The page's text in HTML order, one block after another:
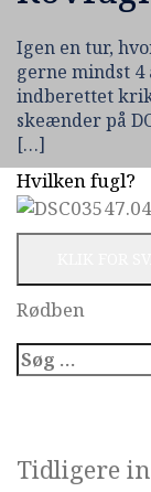
Igen en tur,
gerne mindst
indberettet
skeænder på
[…]
Hvilken fugl?
Rødben
Søg
efter:
Tidligere